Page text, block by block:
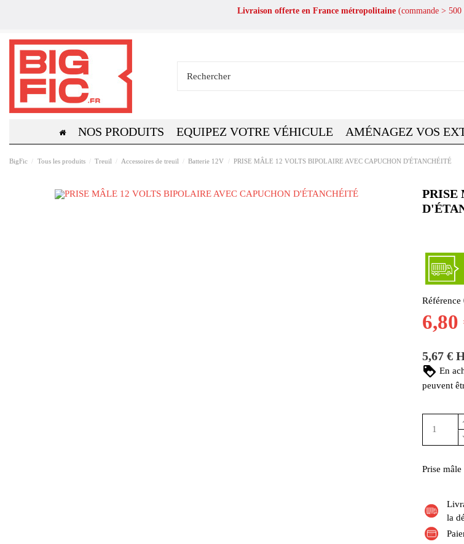
Livraison offerte en France métropolitaine (commande > 500
NOS PRODUITS EQUIPEZ VOTRE VÉHICULE AMÉNAGEZ VOS
BigFic Tous les produits Treuil Accessoires de treuil Batterie 12V PRISE MÂLE 12 VOLTS BIPOLAIRE AVEC CAPUCHON D'ÉTANCHÉITÉ
PRISE
Référence
6,80
5,67 €
En
peuvent
Prise
la